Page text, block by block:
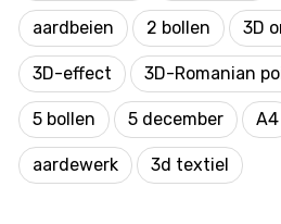
aardbeien 2 bollen 3D
3D-effect 3D-Romanian
5 bollen 5 december A4
aardewerk 3d textiel